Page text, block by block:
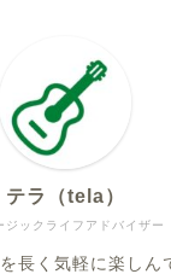
ジックライフアドバイザー
テラ（tela）
長く気軽に楽しん